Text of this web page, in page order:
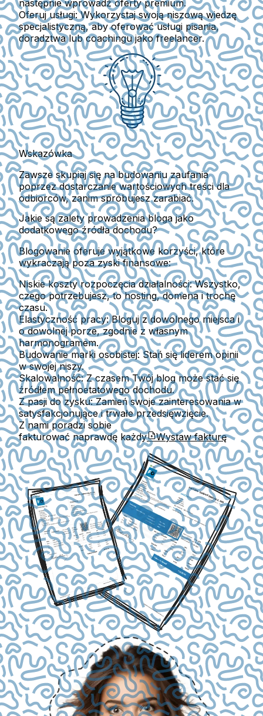
następnie wprowadź oferty premium.
Oferuj usługi: Wykorzystaj swoją niszową wiedzę
specjalistyczną, aby oferować usługi pisania,
doradztwa lub coachingu jako freelancer.
Wskazówka
Zawsze skupiaj się na budowaniu zaufania
poprzez dostarczanie wartościowych treści dla
odbiorców, zanim spróbujesz zarabiać.
Jakie są zalety prowadzenia bloga jako
dodatkowego źródła dochodu?
Blogowanie oferuje wyjątkowe korzyści, które
wykraczają poza zyski finansowe:
Niskie koszty rozpoczęcia działalności: Wszystko,
czego potrzebujesz, to hosting, domena i trochę
czasu.
Elastyczność pracy: Bloguj z dowolnego miejsca i
o dowolnej porze, zgodnie z własnym
harmonogramem.
Budowanie marki osobistej: Stań się liderem opinii
w swojej niszy.
Skalowalność: Z czasem Twój blog może stać się
źródłem pełnoetatowego dochodu.
Z pasji do zysku: Zamień swoje zainteresowania w
satysfakcjonujące i trwałe przedsięwzięcie.
Z nami poradzi sobie
fakturować naprawdę każdy
Wystaw fakturę